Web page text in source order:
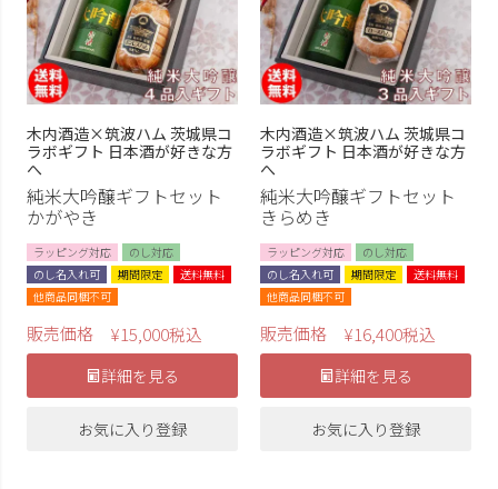
木内酒造×筑波ハム 茨城県コ
ラボギフト 日本酒が好きな方
へ
純米大吟醸ギフトセット
かがやき
ラッピング対応
のし対応
のし名入れ可
期間限定
送料無料
他商品同梱不可
販売価格 ¥15,000税込
詳細を見る
お気に入り登録
木内酒造×筑波ハム 茨城県コ
ラボギフト 日本酒が好きな方
へ
純米大吟醸ギフトセット
きらめき
ラッピング対応
のし対応
のし名入れ可
期間限定
送料無料
他商品同梱不可
販売価格 ¥16,400税込
詳細を見る
お気に入り登録